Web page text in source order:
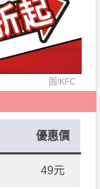
圖/KFC
優惠價
49元